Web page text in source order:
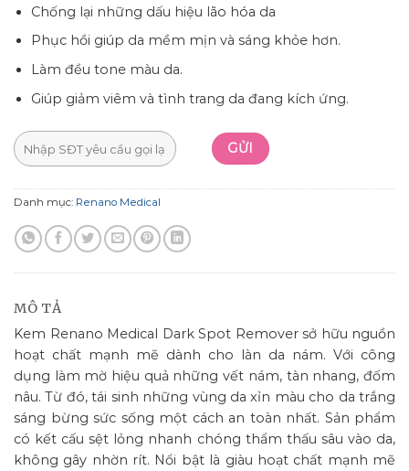
Chống lại những dấu hiệu lão hóa da
Phục hồi giúp da mềm mịn và sáng khỏe hơn.
Làm đều tone màu da.
Giúp giảm viêm và tình trang da đang kích ứng.
Danh mục: Renano Medical
MÔ TẢ
Kem Renano Medical Dark Spot Remover sở hữu nguồn
hoạt chất mạnh mẽ dành cho làn da nám. Với công
dụng làm mờ hiệu quả những vết nám, tàn nhang, đốm
nâu. Từ đó, tái sinh những vùng da xỉn màu cho da trắng
sáng bừng sức sống một cách an toàn nhất. Sản phẩm
có kết cấu sệt lỏng nhanh chóng thẩm thấu sâu vào da,
không gây nhờn rít. Nổi bật là giàu hoạt chất mạnh mẽ